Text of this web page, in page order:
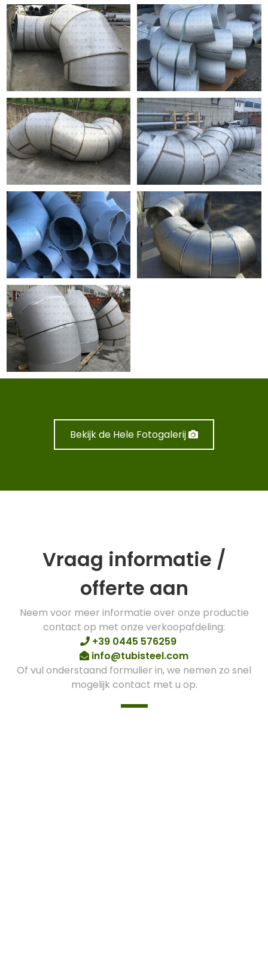
Bekijk de Hele Fotogalerij
Vraag informatie /
offerte aan
Neem voor meer informatie over onze productie
contact op met onze verkoopafdeling:
+39 0445 576259
info@tubisteel.com
Of vul onderstaand formulier in, we nemen zo snel
mogelijk contact met u op.